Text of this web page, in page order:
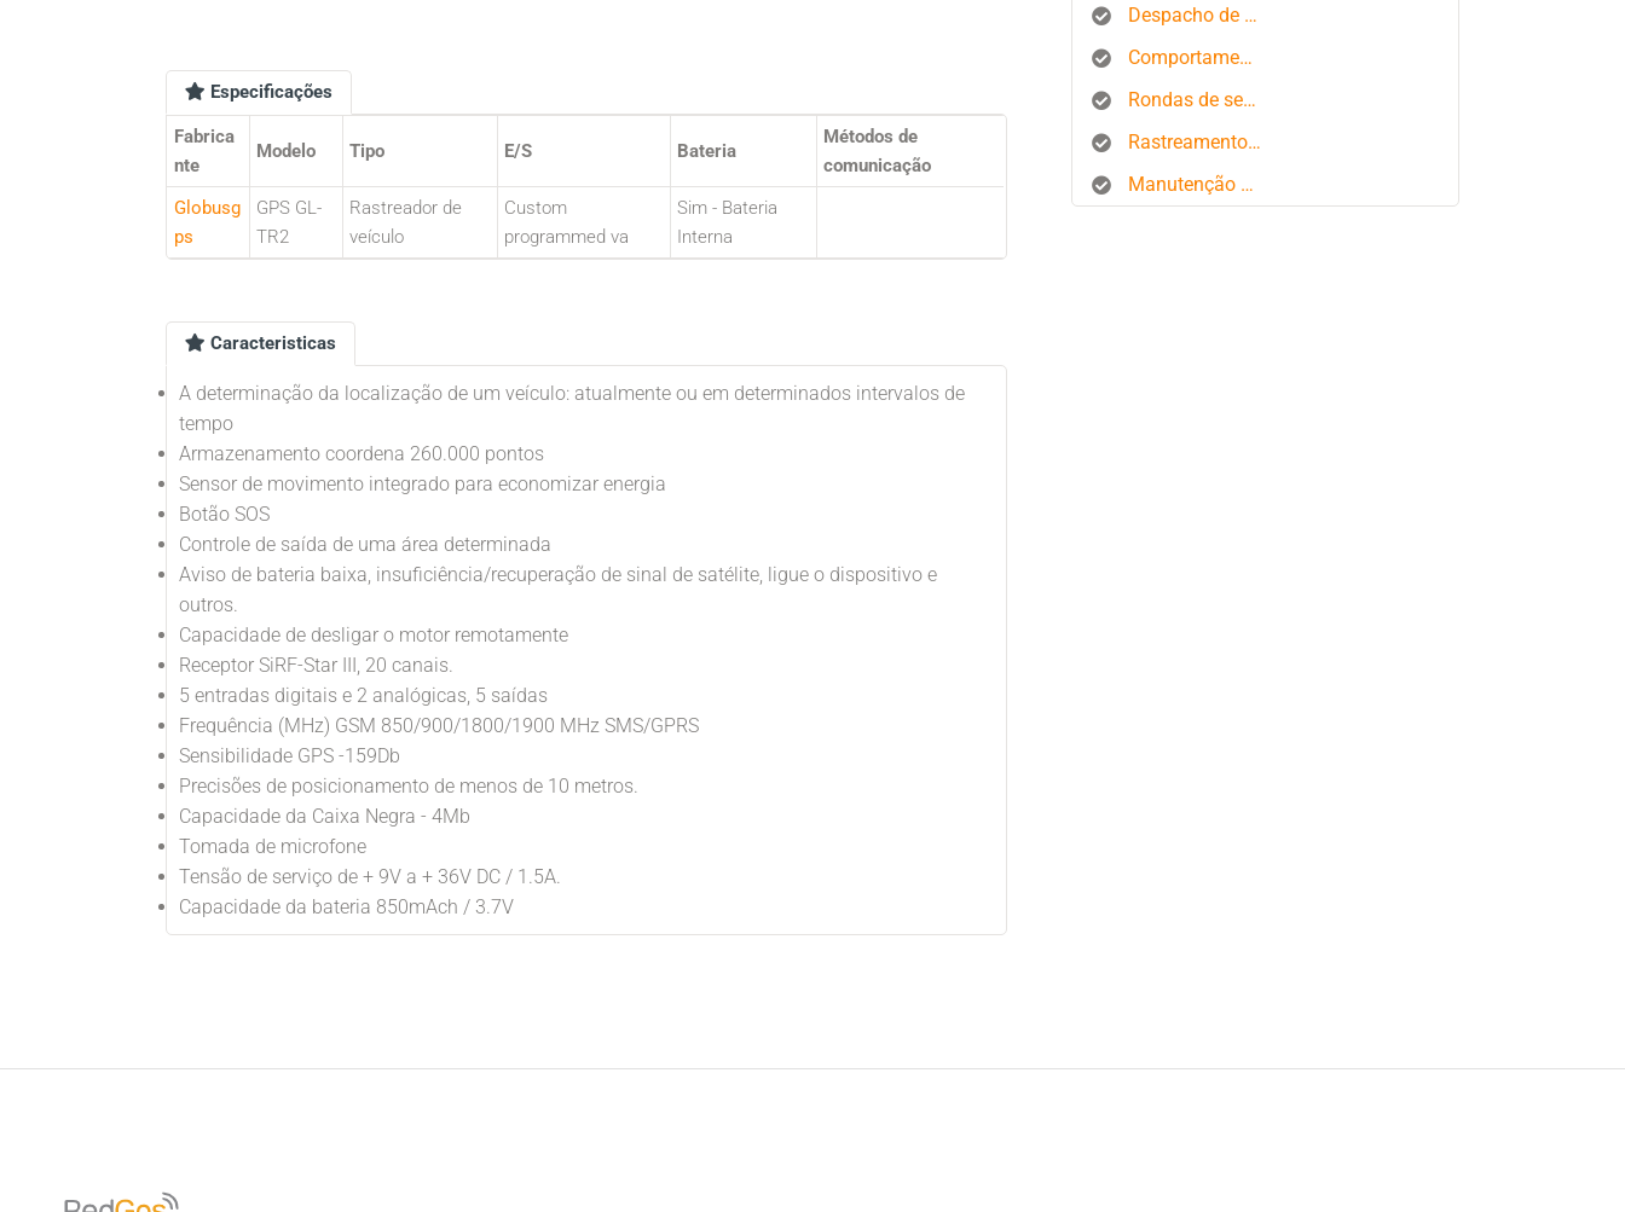
Especificações
Fabrica
nte
Modelo Tipo E/S Bateria
Métodos de
comunicação
Globusg
ps
GPS GL-
TR2
Rastreador de
veículo
Custom
programmed va
Sim - Bateria
Interna
Caracteristicas
A determinação da localização de um veículo: atualmente ou em determinados intervalos de
tempo
Armazenamento coordena 260.000 pontos
Sensor de movimento integrado para economizar energia
Botão SOS
Controle de saída de uma área determinada
Aviso de bateria baixa, insuficiência/recuperação de sinal de satélite, ligue o dispositivo e
outros.
Capacidade de desligar o motor remotamente
Receptor SiRF-Star III, 20 canais.
5 entradas digitais e 2 analógicas, 5 saídas
Frequência (MHz) GSM 850/900/1800/1900 MHz SMS/GPRS
Sensibilidade GPS -159Db
Precisões de posicionamento de menos de 10 metros.
Capacidade da Caixa Negra - 4Mb
Tomada de microfone
Tensão de serviço de + 9V a + 36V DC / 1.5A.
Capacidade da bateria 850mAch / 3.7V
Despacho de ônibus
Comportamento do motorista
Rondas de segurança
Rastreamento de smartphone
Manutenção de frota